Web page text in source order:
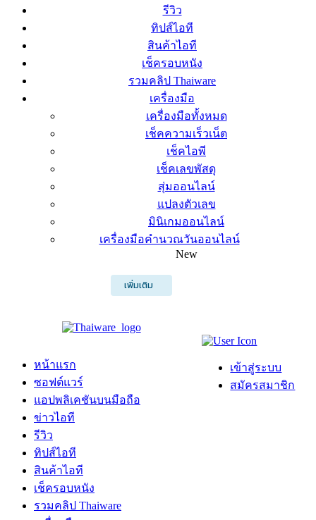
รีวิว
ทิปส์ไอที
สินค้าไอที
เช็ครอบหนัง
รวมคลิป Thaiware
เครื่องมือ
เครื่องมือทั้งหมด
เช็คความเร็วเน็ต
เช็คไอพี
เช็คเลขพัสดุ
สุ่มออนไลน์
แปลงตัวเลข
มินิเกมออนไลน์
เครื่องมือคำนวณวันออนไลน์
New
เพิ่มเติม
เข้าสู่ระบบ
สมัครสมาชิก
หน้าแรก
ซอฟต์แวร์
แอปพลิเคชันบนมือถือ
ข่าวไอที
รีวิว
ทิปส์ไอที
สินค้าไอที
เช็ครอบหนัง
รวมคลิป Thaiware